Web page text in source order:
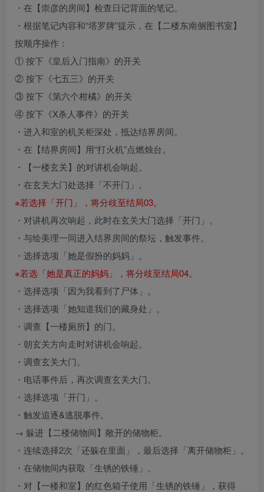
・在【崇彦的房间】检查日记背面的笔记。
・根据笔记内容和“塔罗牌”提示，在【二楼东南侧图书室】
按顺序操作：
① 按下《皇后入门指南》的开关
② 按下《七五三》的开关
③ 按下《第六个柑橘》的开关
④ 按下《X杀人事件》的开关
・进入和室的机关柜深处，抵达结界房间。
・在【结界房间】用“打火机”点燃烛台。
・【一楼玄关】的对讲机会响起。
・在玄关大门处选择「不开门」。
※若选择「开门」，将分歧至结局03。
・对讲机再次响起，此时在玄关大门选择「开门」。
・与绘美理一同进入结界房间的祭坛，触发事件。
・选择选项「她是假扮的妈妈」。
※若选「她是真正的妈妈」，将分歧至结局04。
・选择选项「因为我看到了尸体」。
・选择选项「她知道我们的藏身处」。
・调查【一楼厕所】的门。
・朝玄关方向走时对讲机会响起。
・调查玄关大门。
・电话事件后，再次调查玄关大门。
・选择选项「开门」。
・触发追逐&逃脱事件。
→ 躲进【二楼储物间】敞开的储物柜。
・连续选择2次「还躲在里面」，最后选择「离开储物柜」。
・在储物间内获取「生锈的铁锤」。
・对【一楼和室】的红色箱子使用「生锈的铁锤」，获得